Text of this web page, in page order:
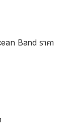
Band ราคา